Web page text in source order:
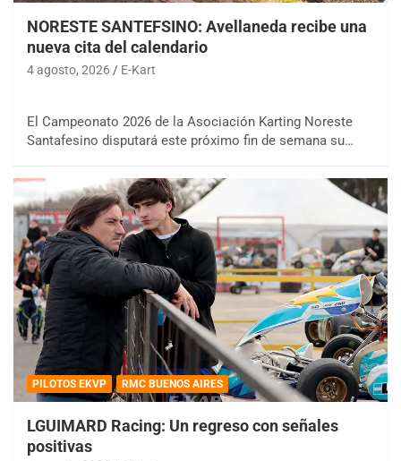
NORESTE SANTEFSINO: Avellaneda recibe una
nueva cita del calendario
4 agosto, 2026 E-Kart
El Campeonato 2026 de la Asociación Karting Noreste
Santafesino disputará este próximo fin de semana su…
PILOTOS EKVP RMC BUENOS AIRES
LGUIMARD Racing: Un regreso con señales
positivas